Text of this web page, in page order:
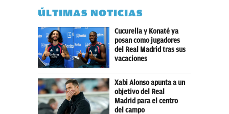
ÚLTIMAS NOTICIAS
Cucurella y Konaté ya
posan como jugadores
del Real Madrid tras sus
vacaciones
Xabi Alonso apunta a un
objetivo del Real
Madrid para el centro
del campo